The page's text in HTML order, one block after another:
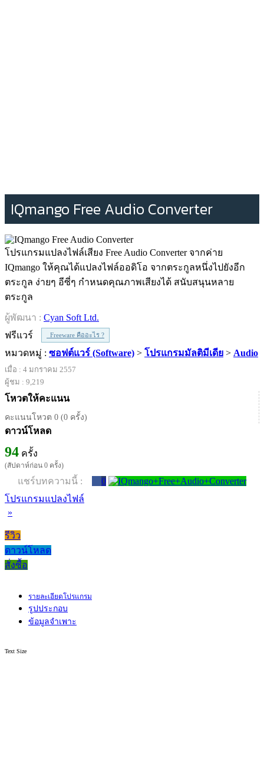
IQmango Free Audio Converter
โปรแกรมแปลงไฟล์เสียง Free Audio Converter จากค่าย
IQmango ให้คุณได้แปลงไฟล์ออดิโอ จากตระกูลหนึ่งไปยังอีก
ตระกูล ง่ายๆ อีซี่ๆ กำหนดคุณภาพเสียงได้ สนับสนุนหลาย
ตระกูล
ผู้พัฒนา : Cyan Soft Ltd.
ฟรีแวร์
Freeware คืออะไร ?
หมวดหมู่ : ซอฟต์แวร์ (Software) > โปรแกรมมัลติมีเดีย > Audio
เมื่อ : 4 มกราคม 2557
ผู้ชม : 9,219
โหวตให้คะแนน
คะแนนโหวต 0 (0 ครั้ง)
ดาวน์โหลด
94 ครั้ง
(สัปดาห์ก่อน 0 ครั้ง)
แชร์บทความนี้ :
0
โปรแกรมแปลงไฟล์
»
รีวิว
ดาวน์โหลด
สั่งซื้อ
รายละเอียดโปรแกรม
รูปประกอบ
ข้อมูลจำเพาะ
Text Size